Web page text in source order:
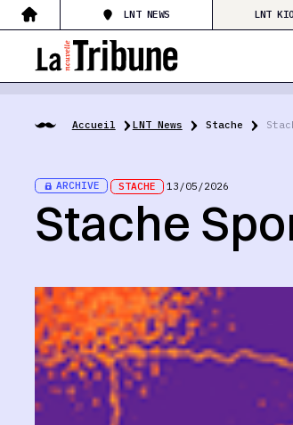
LNT NEWS LNT
Accueil LNT News Stache
ARCHIVE STACHE 13/05/2026
Stache